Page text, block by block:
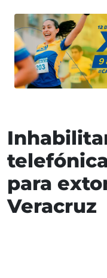
para
Veracruz